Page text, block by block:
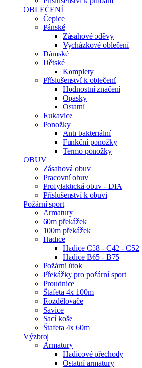
OBLEČENÍ
Čepice
Pánské
Zásahové oděvy
Vycházkové oblečení
Dámské
Dětské
Komplety
Příslušenství k oblečení
Hodnostní značení
Opasky
Ostatní
Rukavice
Ponožky
Anti bakteriální
Funkční ponožky
Termo ponožky
OBUV
Zásahová obuv
Pracovní obuv
Profylaktická obuv - DIA
Příslušenství k obuvi
Požární sport
Armatury
60m překážek
100m překážek
Hadice
Hadice C38 - C42 - C52
Hadice B65 - B75
Požární útok
Překážky pro požární sport
Proudnice
Štafeta 4x 100m
Rozdělovače
Savice
Sací koše
Štafeta 4x 60m
Výzbroj
Armatury
Hadicové přechody
Ostatní armatury